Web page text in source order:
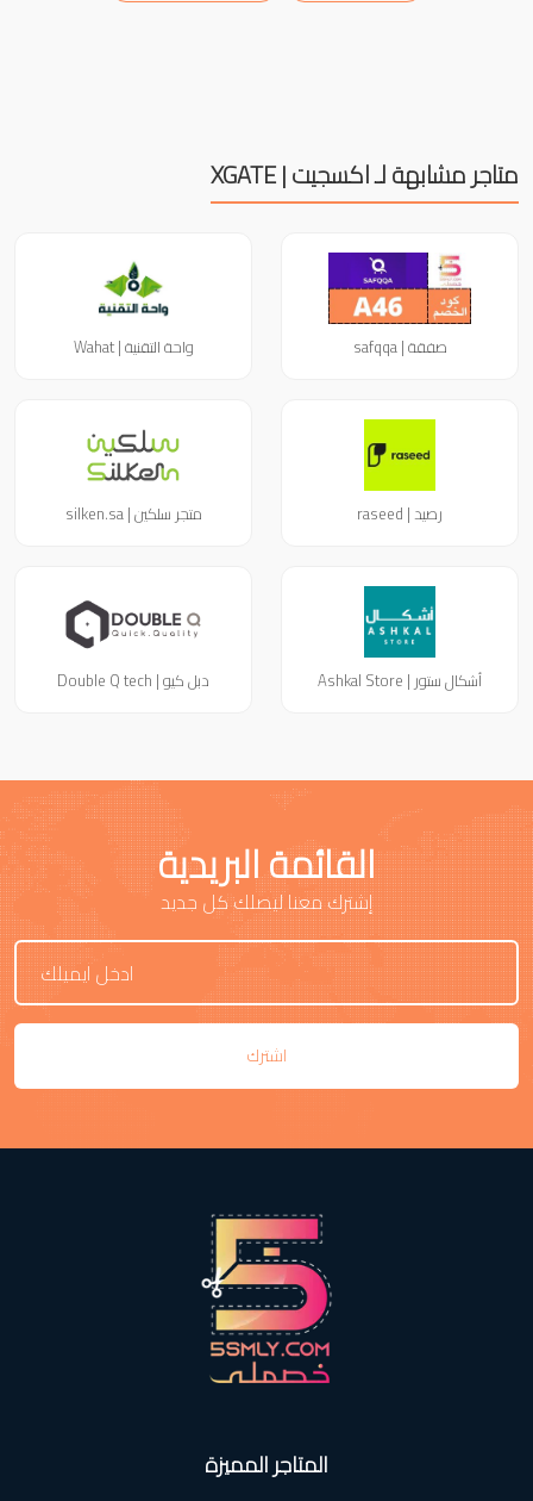
متاجر مشابهة لـ اكسجيت | XGATE
صفقة | safqqa واحة التقنية | Wahat
رصيد | raseed متجر سلكين | silken.sa
أشكال ستور | Ashkal Store دبل كيو | Double Q tech
القائمة البريدية
إشترك معنا ليصلك كل جديد
اشترك
المتاجر المميزة